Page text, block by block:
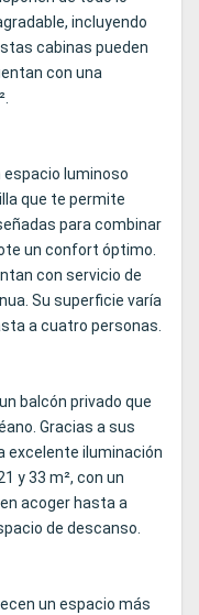
incluyendo
cabinas pueden
con una
luminoso
que te permite
para combinar
un confort óptimo.
con servicio de
Su superficie varía
a cuatro personas.
balcón privado que
Gracias a sus
excelente iluminación
y 33 m², con un
acoger hasta a
de descanso.
un espacio más